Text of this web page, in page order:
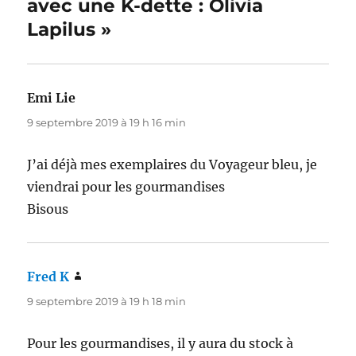
avec une K-dette : Olivia
Lapilus »
Emi Lie
9 septembre 2019 à 19 h 16 min
J’ai déjà mes exemplaires du Voyageur bleu, je
viendrai pour les gourmandises
Bisous
Fred K
9 septembre 2019 à 19 h 18 min
Pour les gourmandises, il y aura du stock à